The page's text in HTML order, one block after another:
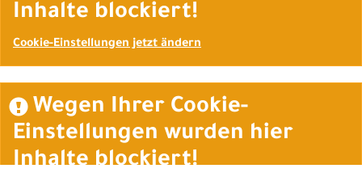
Inhalte blockiert!
Cookie-Einstellungen jetzt ändern
Wegen Ihrer Cookie-
Einstellungen wurden hier
Inhalte blockiert!